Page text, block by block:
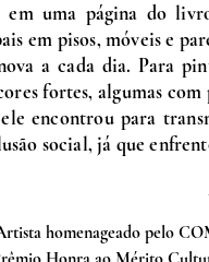
em uma página do
em pisos, móveis e
a cada dia. Para
fortes, algumas
encontrou para
social, já que
homenageado pelo